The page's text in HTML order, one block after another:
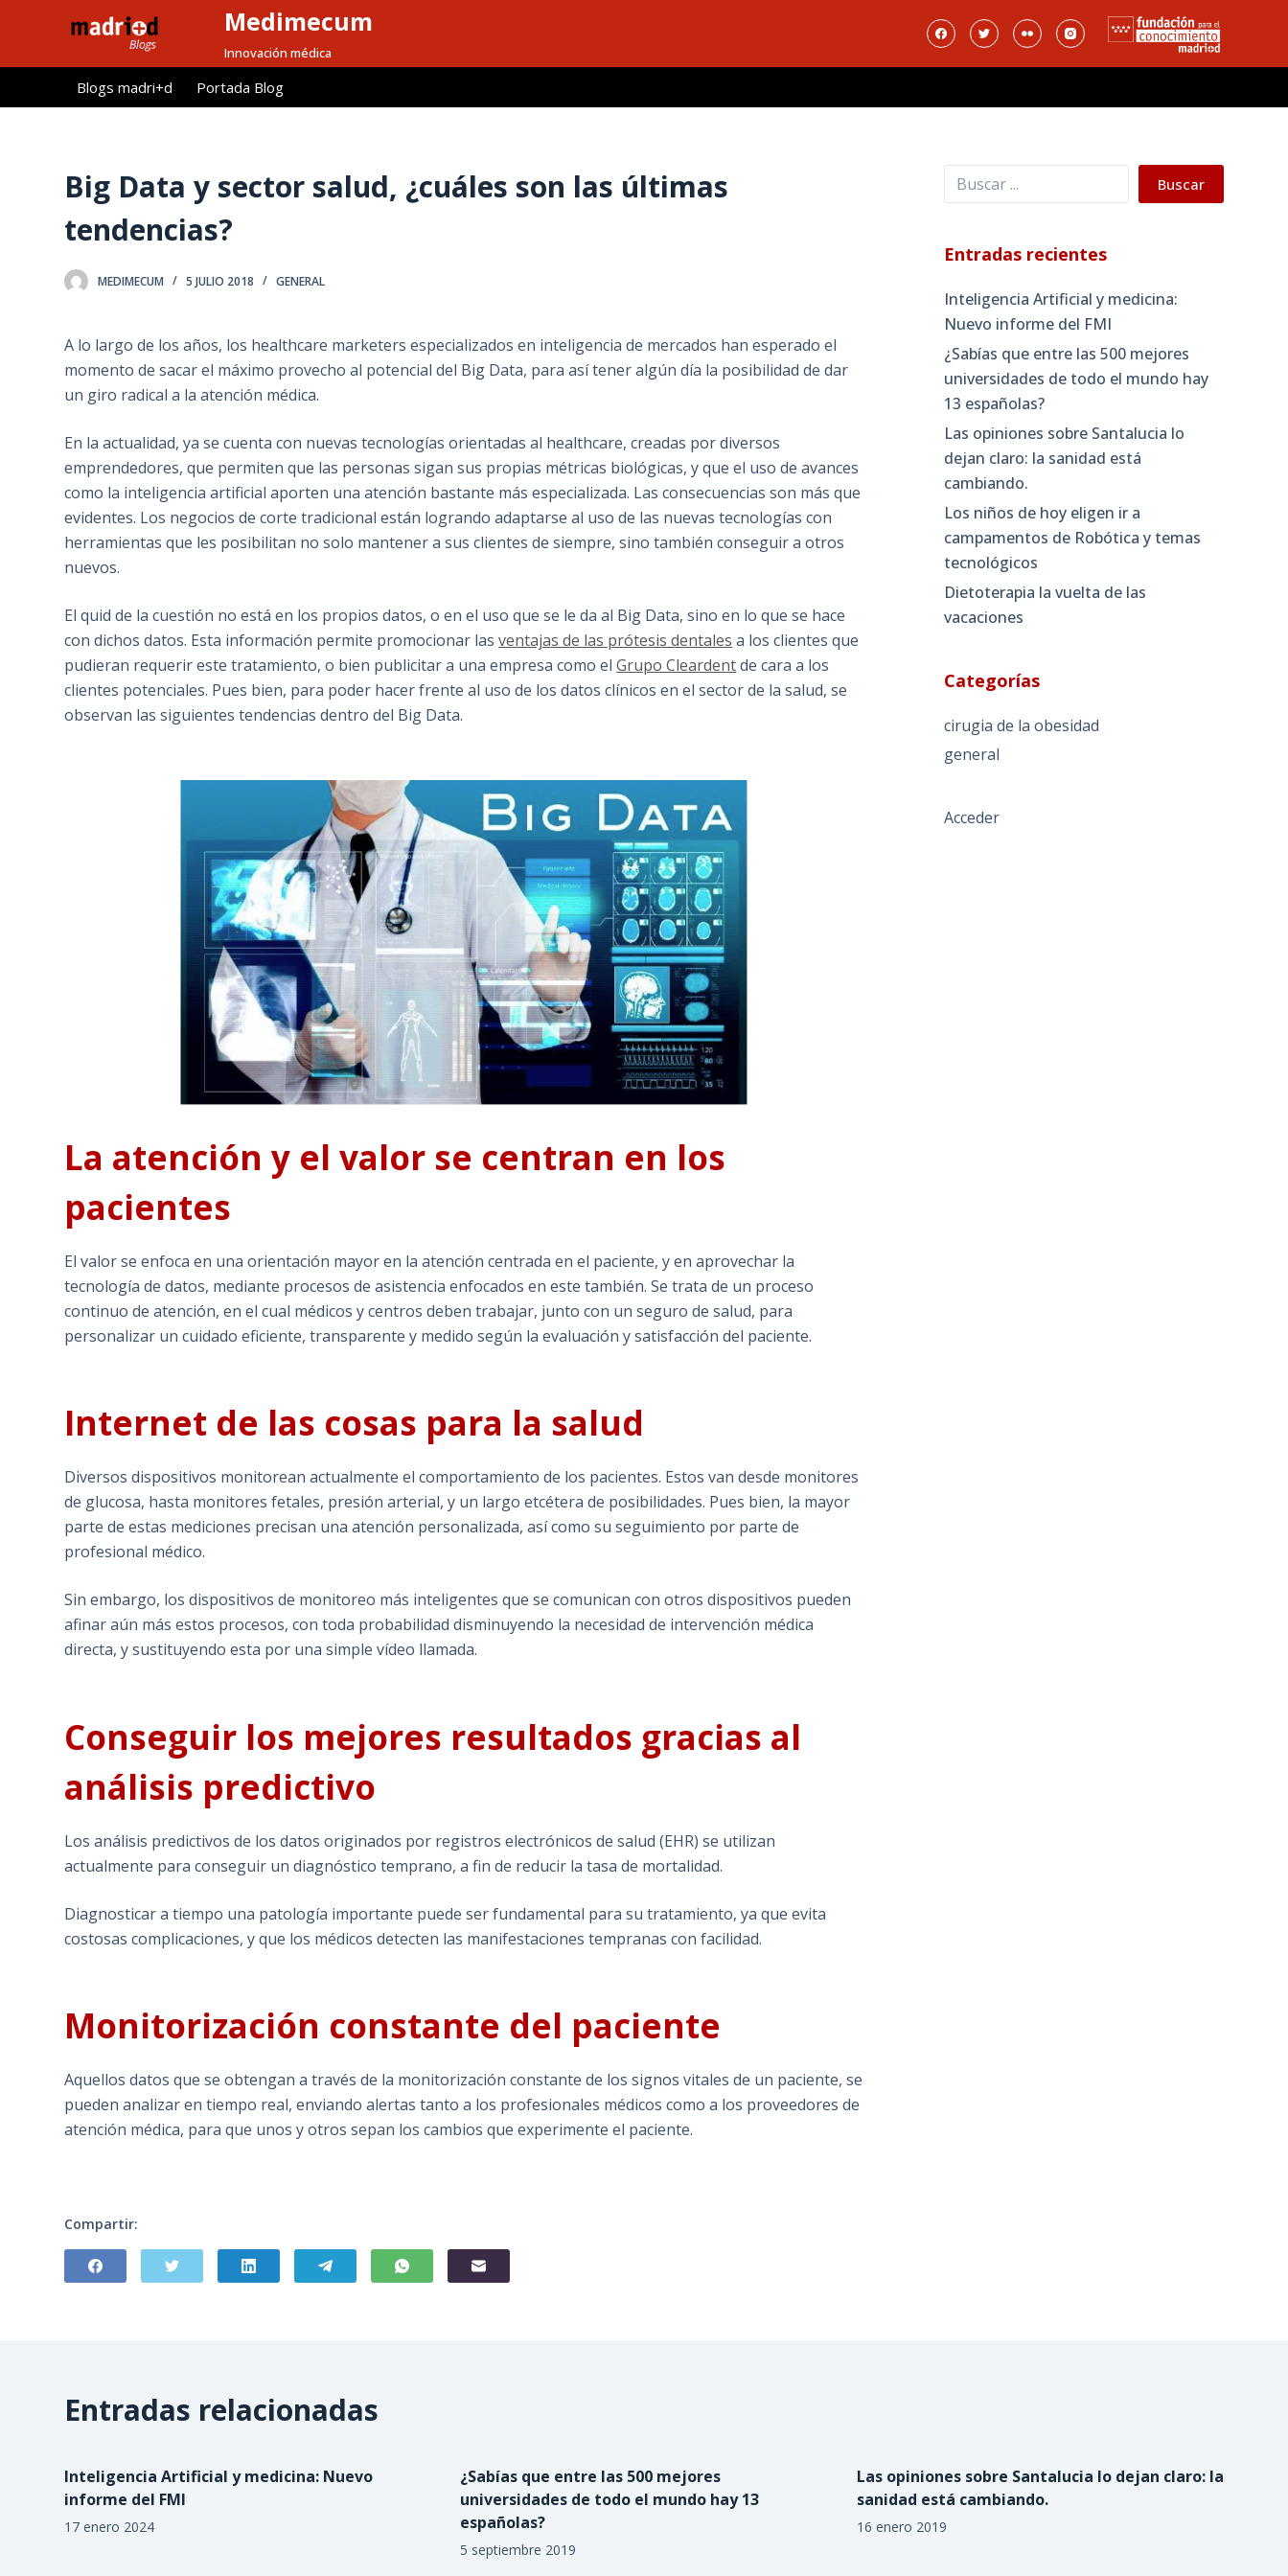
l
Medimecum
Innovación médica
Blogs madri+d Portada Blog
Big Data y sector salud, ¿cuáles son las últimas
tendencias?
MEDIMECUM 5 JULIO 2018 GENERAL
A lo largo de los años, los healthcare marketers especializados en inteligencia de mercados han esperado el
momento de sacar el máximo provecho al potencial del Big Data, para así tener algún día la posibilidad de dar
un giro radical a la atención médica.
En la actualidad, ya se cuenta con nuevas tecnologías orientadas al healthcare, creadas por diversos
emprendedores, que permiten que las personas sigan sus propias métricas biológicas, y que el uso de avances
como la inteligencia artificial aporten una atención bastante más especializada. Las consecuencias son más que
evidentes. Los negocios de corte tradicional están logrando adaptarse al uso de las nuevas tecnologías con
herramientas que les posibilitan no solo mantener a sus clientes de siempre, sino también conseguir a otros
nuevos.
El quid de la cuestión no está en los propios datos, o en el uso que se le da al Big Data, sino en lo que se hace
con dichos datos. Esta información permite promocionar lasventajas de las prótesis dentales a los clientes que
pudieran requerir este tratamiento, o bien publicitar a una empresa como elGrupo Cleardentde cara a los
clientes potenciales. Pues bien, para poder hacer frente al uso de los datos clínicos en el sector de la salud, se
observan las siguientes tendencias dentro del Big Data.
La atención y el valor se centran en los
pacientes
El valor se enfoca en una orientación mayor en la atención centrada en el paciente, y en aprovechar la
tecnología de datos, mediante procesos de asistencia enfocados en este también. Se trata de un proceso
continuo de atención, en el cual médicos y centros deben trabajar, junto con un seguro de salud, para
personalizar un cuidado eficiente, transparente y medido según la evaluación y satisfacción del paciente.
Internet de las cosas para la salud
Diversos dispositivos monitorean actualmente el comportamiento de los pacientes. Estos van desde monitores
de glucosa, hasta monitores fetales, presión arterial, y un largo etcétera de posibilidades. Pues bien, la mayor
parte de estas mediciones precisan una atención personalizada, así como su seguimiento por parte de
profesional médico.
Sin embargo, los dispositivos de monitoreo más inteligentes que se comunican con otros dispositivos pueden
afinar aún más estos procesos, con toda probabilidad disminuyendo la necesidad de intervención médica
directa, y sustituyendo esta por una simple vídeo llamada.
Conseguir los mejores resultados gracias al
análisis predictivo
Los análisis predictivos de los datos originados por registros electrónicos de salud (EHR) se utilizan
actualmente para conseguir un diagnóstico temprano, a fin de reducir la tasa de mortalidad.
Diagnosticar a tiempo una patología importante puede ser fundamental para su tratamiento, ya que evita
costosas complicaciones, y que los médicos detecten las manifestaciones tempranas con facilidad.
Monitorización constante del paciente
Aquellos datos que se obtengan a través de la monitorización constante de los signos vitales de un paciente, se
pueden analizar en tiempo real, enviando alertas tanto a los profesionales médicos como a los proveedores de
atención médica, para que unos y otros sepan los cambios que experimente el paciente.
Compartir:
Buscar Buscar
Entradas recientes
Inteligencia Artificial y medicina:
Nuevo informe del FMI
¿Sabías que entre las 500 mejores
universidades de todo el mundo hay
13 españolas?
Las opiniones sobre Santalucia lo
dejan claro: la sanidad está
cambiando.
Los niños de hoy eligen ir a
campamentos de Robótica y temas
tecnológicos
Dietoterapia la vuelta de las
vacaciones
Categorías
cirugia de la obesidad
general
Acceder
Entradas relacionadas
Inteligencia Artificial y medicina: Nuevo
informe del FMI
17 enero 2024
¿Sabías que entre las 500 mejores
universidades de todo el mundo hay 13
españolas?
5 septiembre 2019
Las opiniones sobre Santalucia lo dejan claro: la
sanidad está cambiando.
16 enero 2019